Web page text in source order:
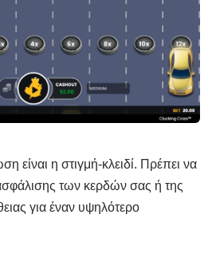
είναι η στιγμή-κλειδί. Πρέπει να
των κερδών σας ή της
για έναν υψηλότερο